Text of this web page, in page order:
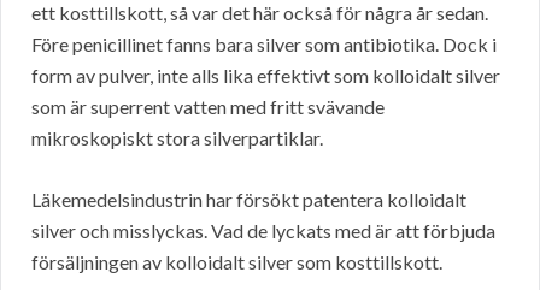
ett kosttillskott, så var det här också för några år sedan.
Före penicillinet fanns bara silver som antibiotika. Dock i
form av pulver, inte alls lika effektivt som kolloidalt silver
som är superrent vatten med fritt svävande
mikroskopiskt stora silverpartiklar.
Läkemedelsindustrin har försökt patentera kolloidalt
silver och misslyckas. Vad de lyckats med är att förbjuda
försäljningen av kolloidalt silver som kosttillskott.